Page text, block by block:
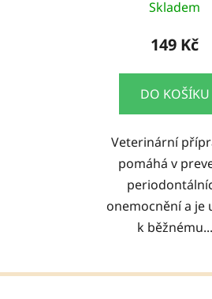
Skladem
149 Kč
DO KOŠÍKU
Veterinární
pomáhá v
onemocnění a je
k běžnému...
Z